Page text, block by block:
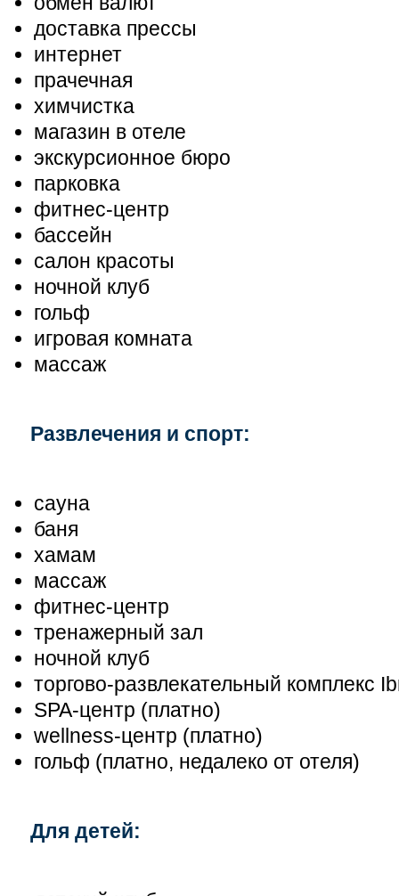
доставка прессы
интернет
прачечная
химчистка
магазин в отеле
экскурсионное бюро
парковка
фитнес-центр
бассейн
салон красоты
ночной клуб
гольф
игровая комната
массаж
Развлечения и спорт:
сауна
баня
хамам
массаж
фитнес-центр
тренажерный зал
ночной клуб
торгово-развлекательный комплекс
SPA-центр (платно)
wellness-центр (платно)
гольф (платно, недалеко от отеля)
Для детей: